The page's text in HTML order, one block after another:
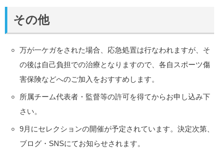
その他
万が一ケガをされた場合、応急処置は行なわれますが、そ
の後は自己負担での治療となりますので、各自スポーツ傷
害保険などへのご加入をおすすめします。
所属チーム代表者・監督等の許可を得てからお申し込み下
さい。
9月にセレクションの開催が予定されています。決定次第、
ブログ・SNSにてお知らせされます。